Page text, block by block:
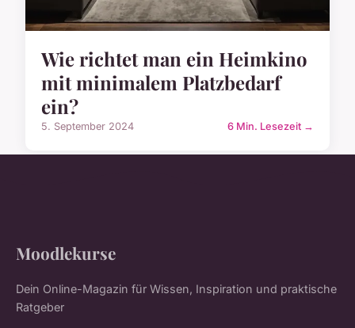
Wie richtet man ein Heimkino
mit minimalem Platzbedarf
ein?
5. September 2024 6 Min. Lesezeit →
Moodlekurse
Dein Online-Magazin für Wissen, Inspiration und praktische
Ratgeber